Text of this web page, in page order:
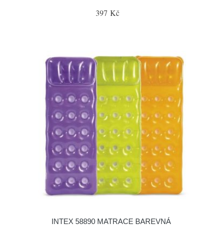
397 Kč
INTEX 58890 MATRACE BAREVNÁ